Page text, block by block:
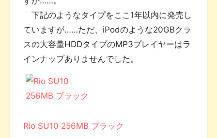
下記のようなタイプをここ1年以内に発売し
ていますが……ただ、iPodのような20GBクラ
スの大容量HDDタイプのMP3プレイヤーはラ
インナップありませんでした。
Rio SU10 256MB ブラック